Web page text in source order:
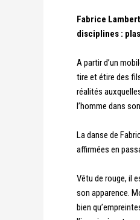
Fabrice
disciplines :
A partir d’un
tire et étire des
réalités
l’homme dans
La danse de
affirmées en
Vêtu de rouge, il
son apparence.
bien